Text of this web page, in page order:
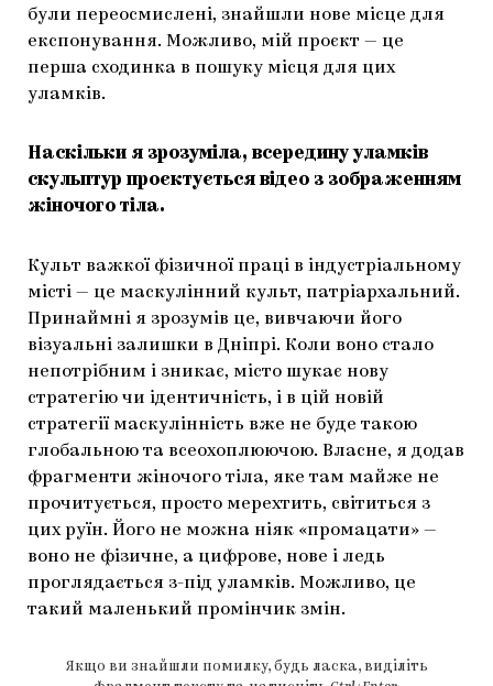
були переосмислені, знайшли нове місце для
експонування. Можливо, мій проєкт — це
перша сходинка в пошуку місця для цих
уламків.
Наскільки я зрозуміла, всередину уламків
скульптур проєктується відео з зображенням
жіночого тіла.
Культ важкої фізичної праці в індустріальному
місті — це маскулінний культ, патріархальний.
Принаймні я зрозумів це, вивчаючи його
візуальні залишки в Дніпрі. Коли воно стало
непотрібним і зникає, місто шукає нову
стратегію чи ідентичність, і в цій новій
стратегії маскулінність вже не буде такою
глобальною та всеохоплюючою. Власне, я додав
фрагменти жіночого тіла, яке там майже не
прочитується, просто мерехтить, світиться з
цих руїн. Його не можна ніяк «промацати» —
воно не фізичне, а цифрове, нове і ледь
проглядається з-під уламків. Можливо, це
такий маленький промінчик змін.
Якщо ви знайшли помилку, будь ласка, виділіть